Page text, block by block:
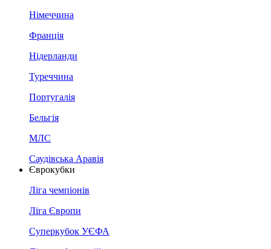
Німеччина
Франція
Нідерланди
Туреччина
Португалія
Бельгія
МЛС
Саудівська Аравія
Єврокубки
Ліга чемпіонів
Ліга Європи
Суперкубок УЄФА